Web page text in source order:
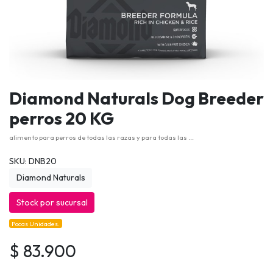
Diamond Naturals Dog Breeder
perros 20 KG
alimento para perros de todas las razas y para todas las ...
SKU: DNB20
Diamond Naturals
Stock por sucursal
Pocas Unidades.
$ 83.900